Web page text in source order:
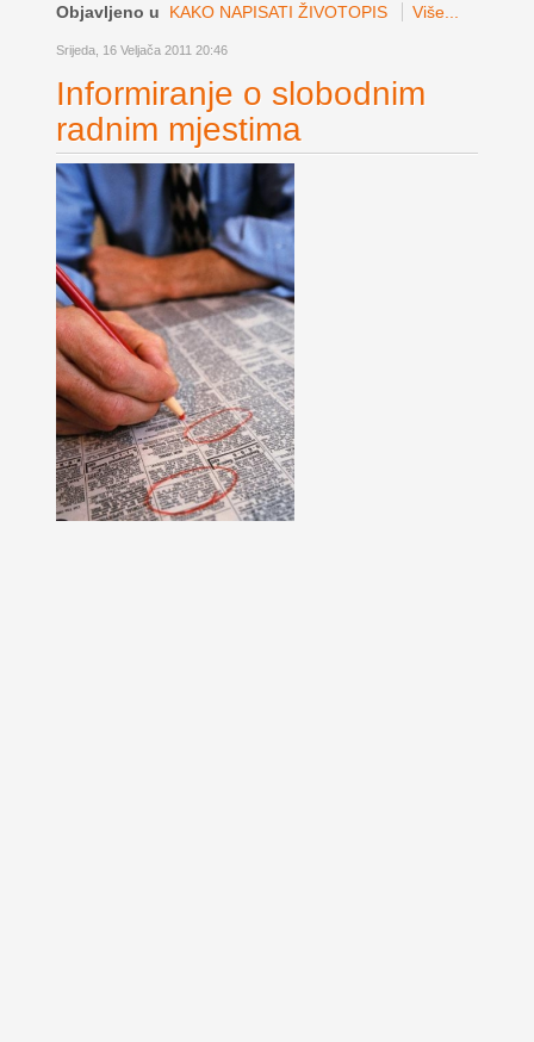
Objavljeno u KAKO NAPISATI ŽIVOTOPIS Više...
Srijeda, 16 Veljača 2011 20:46
Informiranje o slobodnim
radnim mjestima